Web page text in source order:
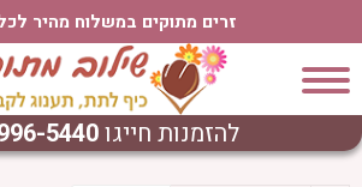
זרים מתוקים במשלוח מהיר
להזמנות חייגו5440